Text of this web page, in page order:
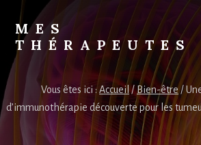
content
MES
THÉRAPEUTES
Trouvez
thérapeuteVous êtes ici :Accueil /Bien-être /
d’immunothérapie découverte pour les